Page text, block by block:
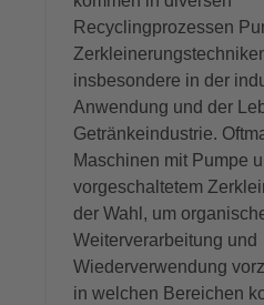
Recyclingprozessen
insbesondere in der
Anwendung und der
Getränkeindustrie.
Maschinen mit Pumpe
vorgeschaltetem
der Wahl, um
Weiterverarbeitung und
Wiederverwendung
in welchen Bereichen